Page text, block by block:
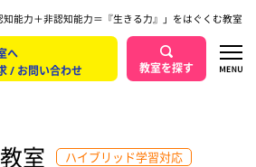
知能力＋非認知能力＝『生きる力』」をはぐくむ教室
へ
/ お問い合わせ
教室を探す
室 ハイブリッド学習対応